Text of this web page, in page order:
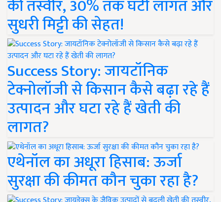
की तस्वीर, 30% तक घटी लागत और
सुधरी मिट्टी की सेहत!
Success Story: जायटॉनिक
टेक्नोलॉजी से किसान कैसे बढ़ा रहे हैं
उत्पादन और घटा रहे हैं खेती की
लागत?
एथेनॉल का अधूरा हिसाब: ऊर्जा
सुरक्षा की कीमत कौन चुका रहा है?